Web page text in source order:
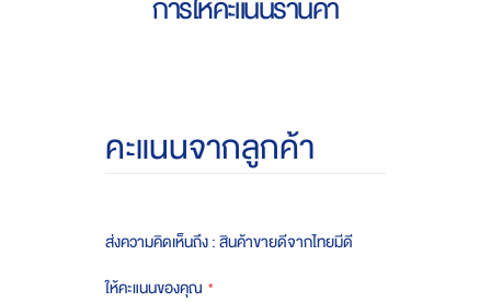
คะแนนจากลูกค้า
ส่งความคิดเห็นถึง : สินค้าขายดีจากไทยมีดี
ให้คะแนนของคุณ